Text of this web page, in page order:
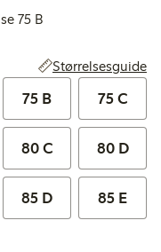
75 B
Størrelsesguide
75 B 75 C
80 C 80 D
85 D 85 E